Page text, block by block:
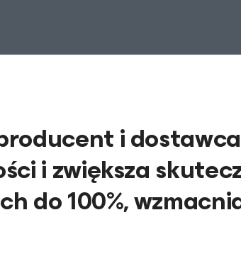
i
i zwiększa
do 100%,